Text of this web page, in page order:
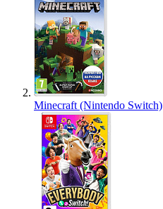
Minecraft (Nintendo Switch)